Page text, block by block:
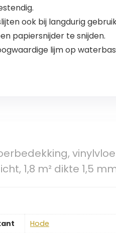
ook bij langdurig
papiersnijder te snijden.
lijm op
1,8 m² dikte 1,5
‎Hode